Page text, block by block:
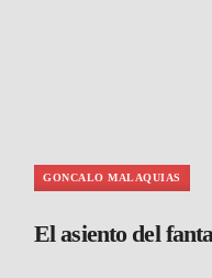
GONCALO MALAQUIAS
El asiento del